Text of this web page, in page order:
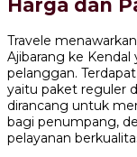
Harga dan
Travele
Ajibarang ke
pelanggan.
yaitu paket reguler
dirancang untuk
bagi penumpang,
pelayanan